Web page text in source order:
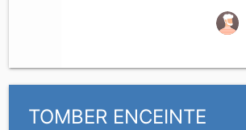
TOMBER ENCEINTE